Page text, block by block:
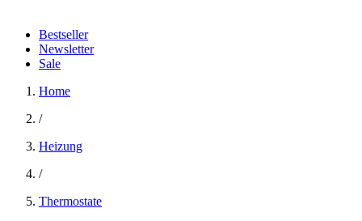
Bestseller
Newsletter
Sale
Home
/
Heizung
/
Thermostate